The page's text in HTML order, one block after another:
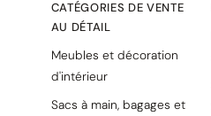
CATÉGORIES DE VENTE
AU DÉTAIL
Meubles et décoration
d'intérieur
Sacs à main, bagages et